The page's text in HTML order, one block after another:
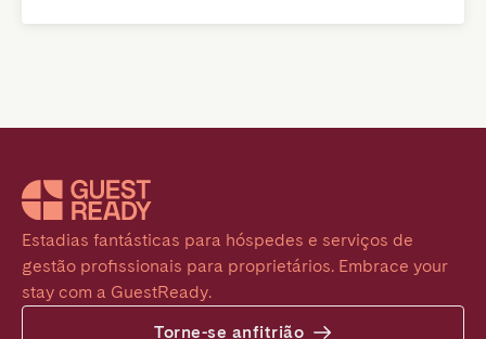
Estadias fantásticas para hóspedes e serviços de
gestão profissionais para proprietários. Embrace your
stay com a GuestReady.
Torne-se anfitrião